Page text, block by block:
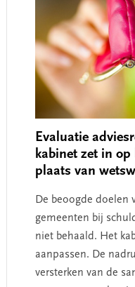
Evaluatie
kabinet zet in
plaats van
De beoogde doelen
gemeenten bij
niet behaald. Het
aanpassen. De
versterken van de